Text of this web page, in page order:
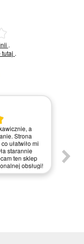
.
tutaj .
a
Strona
ułatwiło mi
starannie
ten sklep
obsługi!